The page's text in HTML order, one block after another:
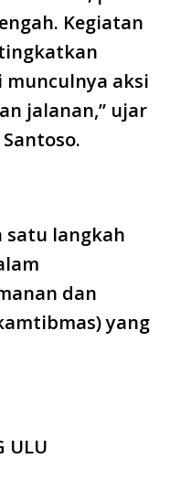
Kegiatan
munculnya aksi
jalanan,” ujar
satu langkah
dan
yang
ULU